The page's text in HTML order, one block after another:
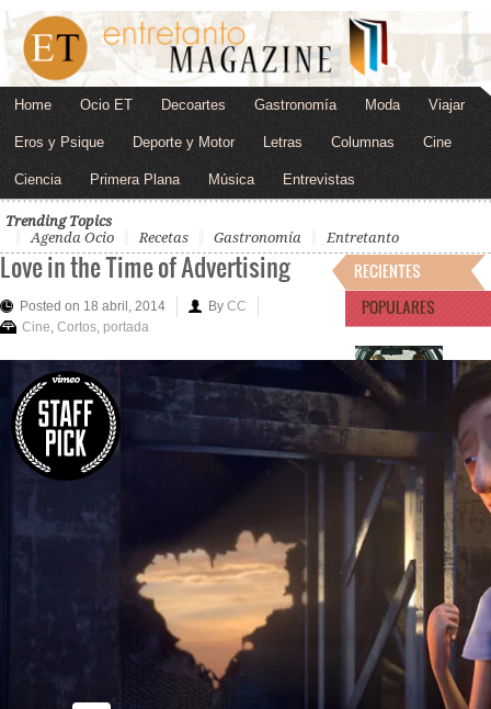
Home Ocio ET Decoartes Gastronomía Moda Viajar
Eros y Psique Deporte y Motor Letras Columnas Cine
Ciencia Primera Plana Música Entrevistas
Trending Topics
Agenda Ocio
Recetas Gastronomía Entretanto
Love in the Time of Advertising
Posted on 18 abril, 2014 By CC
Cine Cortos portada
RECIENTES
POPULARES
"Omaha", de Cole
JOSÉ LUIS MUÑOZ
Menos es más.
Ejemplo…
"Magallanes" de Lav
Dia…
JOSÉ LUIS MUÑOZ
Feliz coincidencia en
cartelera…